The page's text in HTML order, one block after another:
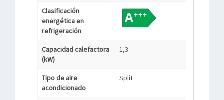
Clasificación
energética en
refrigeración
Capacidad calefactora
(kW)
1,3
Tipo de aire
acondicionado
Split